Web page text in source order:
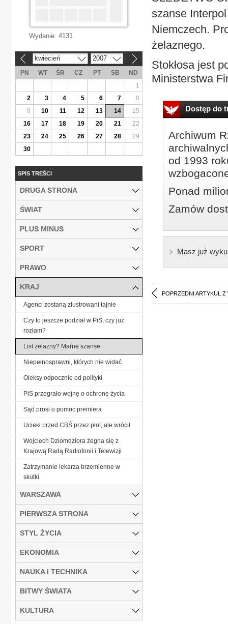
szanse
Niemczech.
żelaznego.
Stokłosa jest
Ministerstwa
Dostęp do
Archiwum
od 1993
Ponad
Zamów
Masz już
POPRZEDNI ARTYKUŁ Z
Wydanie: 4131
kwiecień 2007
PN WT ŚR CZ PT SB
ND
1
2
3 4 5 6 7
8
9
10 11 12 13 14
15
16
17 18 19 20 21
22
23
24 25 26 27 28
29
30
SPIS TREŚCI
DRUGA STRONA
ŚWIAT
PLUS MINUS
SPORT
PRAWO
KRAJ
Agenci zostaną zlustrowani tajnie
Czy to jeszcze podział w PiS, czy już
rozłam?
List żelazny? Marne szanse
Niepełnosprawni, których nie widać
Oleksy odpocznie od polityki
PiS przegrało wojnę o ochronę życia
Sąd prosi o pomoc premiera
Uciekł przed CBŚ przez płot, ale wrócił
Wojciech Dziomdziora żegna się z
Krajową Radą Radiofonii i Telewizji
Zatrzymanie lekarza brzemienne w
skutki
WARSZAWA
PIERWSZA STRONA
STYL ŻYCIA
EKONOMIA
NAUKA I TECHNIKA
BITWY ŚWIATA
KULTURA